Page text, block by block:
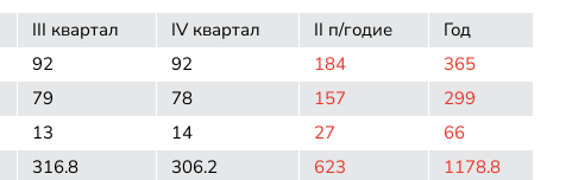
III квартал IV квартал II п/годие
Год
92 92 184
365
79 78 157
299
13 14 27
66
316.8 306.2 623
1178.8